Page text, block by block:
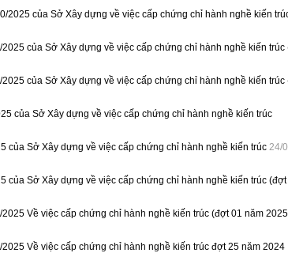
2025 của Sở Xây dựng về việc cấp chứng chỉ hành nghề kiến
của Sở Xây dựng về việc cấp chứng chỉ hành nghề kiến trúc
của Sở Xây dựng về việc cấp chứng chỉ hành nghề kiến trúc
của Sở Xây dựng về việc cấp chứng chỉ hành nghề kiến trúc
của Sở Xây dựng về việc cấp chứng chỉ hành nghề kiến trúc24/
của Sở Xây dựng về việc cấp chứng chỉ hành nghề kiến trúc
Về việc cấp chứng chỉ hành nghề kiến trúc (đợt 01 năm
Về việc cấp chứng chỉ hành nghề kiến trúc đợt 25 năm 2024